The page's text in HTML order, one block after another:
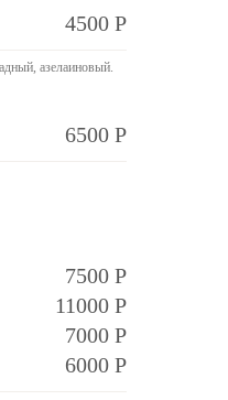
4500 Р
азелаиновый.
6500 Р
7500 Р
11000 Р
7000 Р
6000 Р